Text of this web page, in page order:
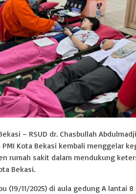
– RSUD dr. Chasbullah
Kota Bekasi kembali menggelar
rumah sakit dalam mendukung
Bekasi.
(19/11/2025) di aula gedung A lantai 8